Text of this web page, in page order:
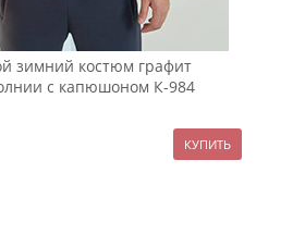
зимний костюм графит
с капюшоном К-984